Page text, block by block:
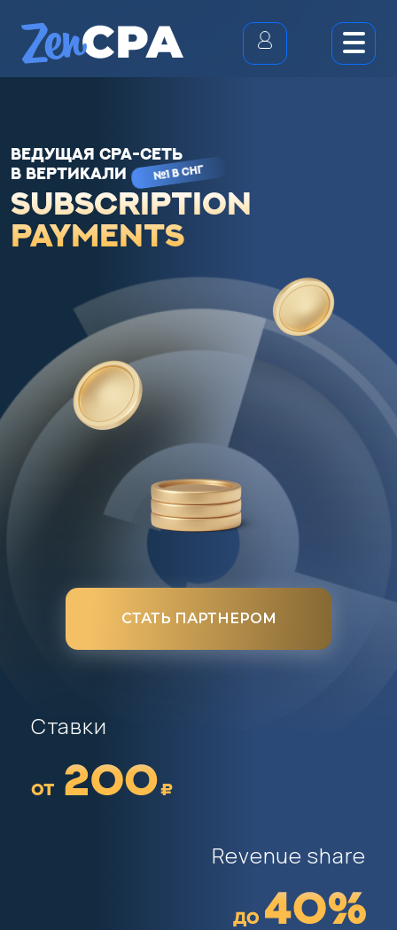
ВЕДУЩАЯ CPA-СЕТЬ
В ВЕРТИКАЛИ
№1 В СНГ
SUBSCRIPTION
PAYMENTS
СТАТЬ ПАРТНЕРОМ
Ставки
Revenue share